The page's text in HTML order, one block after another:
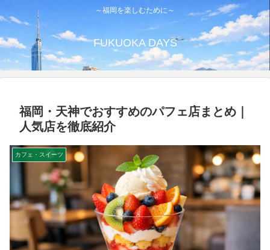
～福岡を楽しむために～
FUKUOKA DAYS
福岡・天神でおすすめのパフェ店まとめ｜
人気店を徹底紹介
カフェ・スイーツ